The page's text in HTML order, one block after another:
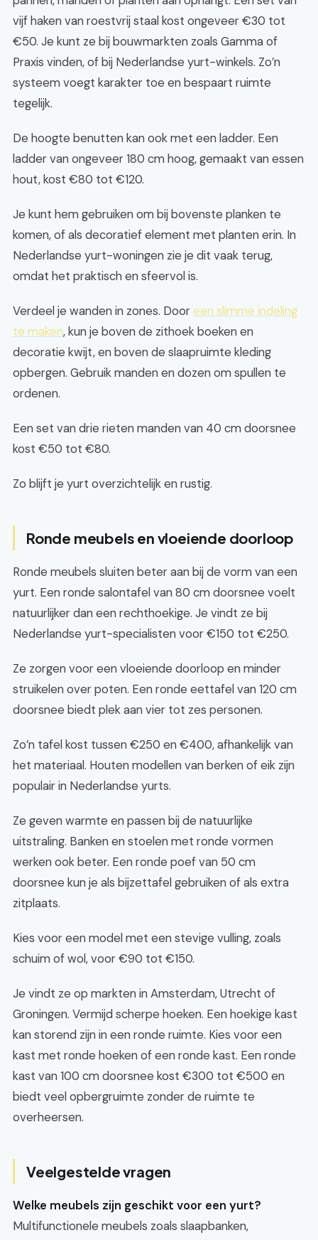
vijf haken van roestvrij staal kost ongeveer €30 tot
€50. Je kunt ze bij bouwmarkten zoals Gamma of
Praxis vinden, of bij Nederlandse yurt-winkels. Zo’n
systeem voegt karakter toe en bespaart ruimte
tegelijk.
De hoogte benutten kan ook met een ladder. Een
ladder van ongeveer 180 cm hoog, gemaakt van essen
hout, kost €80 tot €120.
Je kunt hem gebruiken om bij bovenste planken te
komen, of als decoratief element met planten erin. In
Nederlandse yurt-woningen zie je dit vaak terug,
omdat het praktisch en sfeervol is.
Verdeel je wanden in zones. Dooreen slimme indeling
te maken, kun je boven de zithoek boeken en
decoratie kwijt, en boven de slaapruimte kleding
opbergen. Gebruik manden en dozen om spullen te
ordenen.
Een set van drie rieten manden van 40 cm doorsnee
kost €50 tot €80.
Zo blijft je yurt overzichtelijk en rustig.
Ronde meubels en vloeiende doorloop
Ronde meubels sluiten beter aan bij de vorm van een
yurt. Een ronde salontafel van 80 cm doorsnee voelt
natuurlijker dan een rechthoekige. Je vindt ze bij
Nederlandse yurt-specialisten voor €150 tot €250.
Ze zorgen voor een vloeiende doorloop en minder
struikelen over poten. Een ronde eettafel van 120 cm
doorsnee biedt plek aan vier tot zes personen.
Zo’n tafel kost tussen €250 en €400, afhankelijk van
het materiaal. Houten modellen van berken of eik zijn
populair in Nederlandse yurts.
Ze geven warmte en passen bij de natuurlijke
uitstraling. Banken en stoelen met ronde vormen
werken ook beter. Een ronde poef van 50 cm
doorsnee kun je als bijzettafel gebruiken of als extra
zitplaats.
Kies voor een model met een stevige vulling, zoals
schuim of wol, voor €90 tot €150.
Je vindt ze op markten in Amsterdam, Utrecht of
Groningen. Vermijd scherpe hoeken. Een hoekige kast
kan storend zijn in een ronde ruimte. Kies voor een
kast met ronde hoeken of een ronde kast. Een ronde
kast van 100 cm doorsnee kost €300 tot €500 en
biedt veel opbergruimte zonder de ruimte te
overheersen.
Veelgestelde vragen
Welke meubels zijn geschikt voor een yurt?
Multifunctionele meubels zoals slaapbanken,